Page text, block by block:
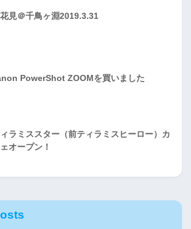
見＠千鳥ヶ淵2019.3.31
PowerShot ZOOMを買いました
ラミススター（前ティラミスヒーロー）カ
オープン！